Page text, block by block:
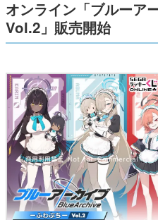
オンライン「ブルー
Vol.2」販売開始